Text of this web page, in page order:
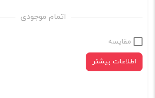
اتمام موجودی
مقایسه
اطلاعات بیشتر